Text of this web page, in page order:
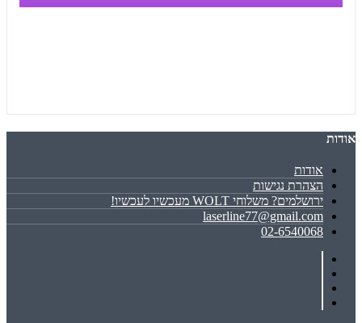
אודות
אודות
הצהרת נגישות
ירושלמים? משלוחי WOLT מעכשיו לעכשיו!
laserline77@gmail.com
02-6540068